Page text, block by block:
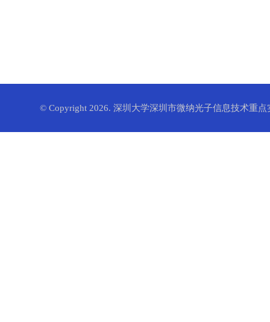
© Copyright 2026. 深圳大学深圳市微纳光子信息技术重点